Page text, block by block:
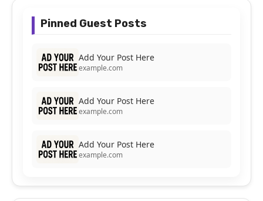
Pinned Guest Posts
Add Your Post Here
example.com
Add Your Post Here
example.com
Add Your Post Here
example.com